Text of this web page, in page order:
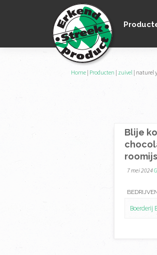
hoofdnavigatie
hoofd
voettekst
Erkend
Streekproduct
keurmerk
streekproducten
Home | Producten | zuivel | naturel
Blije
roomijs
7 mei 2024
Boerderij